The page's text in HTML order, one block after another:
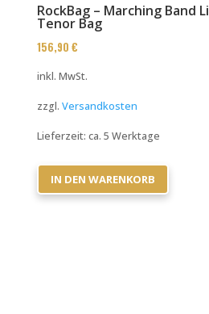
RockBag – Marching Band
Tenor Bag
156,90€
inkl. MwSt.
zzgl.Versandkosten
Lieferzeit:ca. 5 Werktage
IN DEN WARENKORB